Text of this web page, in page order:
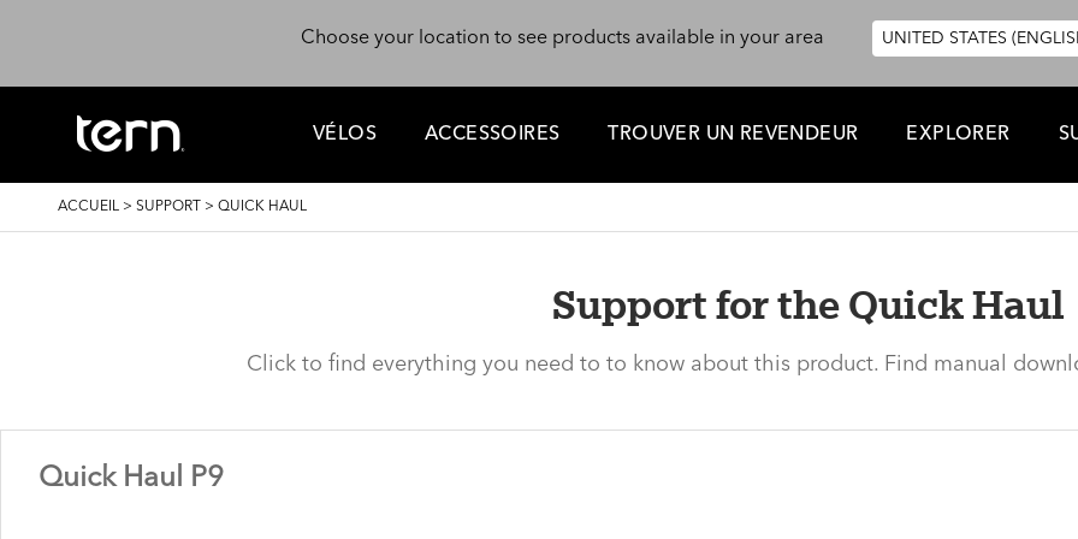
Choose your location to see products available in your area
UNITED STATES
VÉLOS ACCESSOIRES TROUVER UN REVENDEUR EXPLORER
FIL
ACCUEIL > SUPPORT > QUICK HAUL
Support for the Quick Haul
Click to find everything you need to to know about this product. Find manual
Quick Haul P9